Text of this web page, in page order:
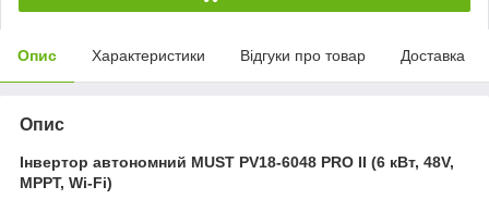
Опис Характеристики Відгуки про товар Доставка
Опис
Інвертор автономний MUST PV18-6048 PRO II (6 кВт, 48V,
MPPT, Wi-Fi)